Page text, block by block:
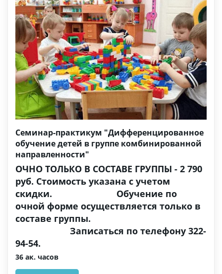
Семинар-практикум "Дифференцированное
обучение детей в группе комбинированной
направленности"
ОЧНО ТОЛЬКО В СОСТАВЕ ГРУППЫ - 2 790
руб. Стоимость указана с учетом
скидки. Обучение по
очной форме осуществляется только в
составе группы.
Записаться по телефону 322-
94-54.
36 ак. часов